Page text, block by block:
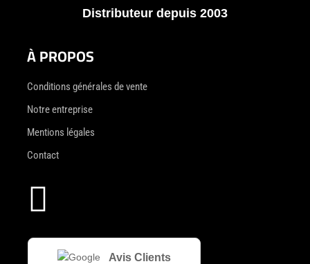
Distributeur depuis 2003
À PROPOS
Conditions générales de vente
Notre entreprise
Mentions légales
Contact

Avis Clients